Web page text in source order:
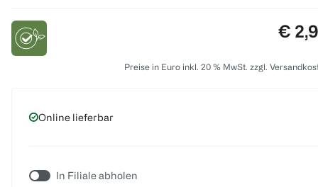
€
Preise in Euro inkl. 20 % MwSt. zzgl.
Online lieferbar
In Filiale abholen